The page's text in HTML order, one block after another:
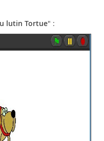
lutin Tortue" :